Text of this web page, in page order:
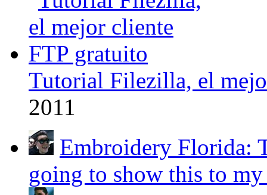
Tutorial Filezilla, el
2011
Embroidery Florida:
going to show this to